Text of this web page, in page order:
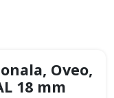
Oveo,
18 mm